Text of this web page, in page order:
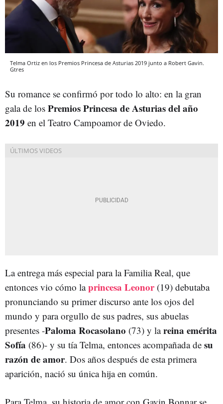
Telma Ortiz en los Premios Princesa de Asturias 2019 junto a Robert Gavin.
Gtres
Su romance se confirmó por todo lo alto: en la gran
gala de los Premios Princesa de Asturias del año
2019 en el Teatro Campoamor de Oviedo.
La entrega más especial para la Familia Real, que
entonces vio cómo laprincesa Leonor(19) debutaba
pronunciando su primer discurso ante los ojos del
mundo y para orgullo de sus padres, sus abuelas
presentes -Paloma Rocasolano (73) y lareina emérita
Sofía (86)- y su tía Telma, entonces acompañada de su
razón de amor. Dos años después de esta primera
aparición, nació su única hija en común.